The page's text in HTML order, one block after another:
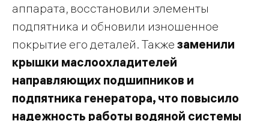
аппарата, восстановили элементы
подпятника и обновили изношенное
покрытие его деталей. Также заменили
крышки маслоохладителей
направляющих подшипников и
подпятника генератора, что повысило
надежность работы водяной системы